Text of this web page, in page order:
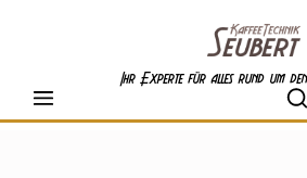
Ihr Experte für alles rund um